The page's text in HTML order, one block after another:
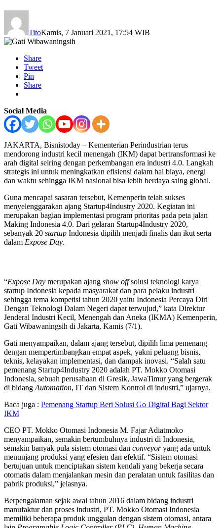
TitoKamis, 7 Januari 2021, 17:54 WIB
Share
Tweet
Pin
Share
Social Media
JAKARTA, Bisnistoday – Kementerian Perindustrian terus
mendorong industri kecil menengah (IKM) dapat bertransformasi ke
arah digital seiring dengan perkembangan era industri 4.0. Langkah
strategis ini untuk meningkatkan efisiensi dalam hal biaya, energi
dan waktu sehingga IKM nasional bisa lebih berdaya saing global.
Guna mencapai sasaran tersebut, Kemenperin telah sukses
menyelenggarakan ajang Startup4Industry 2020. Kegiatan ini
merupakan bagian implementasi program prioritas pada peta jalan
Making Indonesia 4.0. Dari gelaran Startup4Industry 2020,
sebanyak 20 startup Indonesia dipilih menjadi finalis dan ikut serta
dalam Expose Day.
“Expose Day merupakan ajang show offsolusi teknologi karya
startup Indonesia kepada masyarakat dan para pelaku industri
sehingga tema kompetisi tahun 2020 yaitu Indonesia Percaya Diri
Dengan Teknologi Dalam Negeri dapat terwujud,” kata Direktur
Jenderal Industri Kecil, Menengah dan Aneka (IKMA) Kemenperin,
Gati Wibawaningsih di Jakarta, Kamis (7/1).
Gati menyampaikan, dalam ajang tersebut, dipilih lima pemenang
dengan mempertimbangkan empat aspek, yakni peluang bisnis,
teknis, kelayakan implementasi, dan dampak inovasi. “Salah satu
pemenang Startup4Industry 2020 adalah PT. Mokko Otomasi
Indonesia, sebuah perusahaan di Gresik, JawaTimur yang bergerak
di bidang Automation, IT dan Sistem Kontrol di industri,” ujarnya.
Baca juga : Pemenang Startup Beri Solusi Go Digital Bagi Sektor
IKM
CEO PT. Mokko Otomasi Indonesia M. Fajar Adiatmoko
menyampaikan, semakin bertumbuhnya industri di Indonesia,
semakin banyak pula sistem otomasi dan conveyoryang ada untuk
menunjang produksi yang efesien dan efektif. “Sistem otomasi
bertujuan untuk menciptakan sistem kendali yang bekerja secara
otomatis dalam menjalankan mesin dan peralatan untuk fasilitas dan
pabrik produksi,” jelasnya.
Berpengalaman sejak awal tahun 2016 dalam bidang industri
manufaktur dan proses industri, PT. Mokko Otomasi Indonesia
memiliki beberapa produk unggulan dengan sistem otomasi, antara